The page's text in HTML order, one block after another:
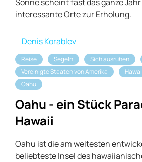
interessante Orte zur Erholung.
Denis Korablev
Reise Segeln Sich ausruhen
Vereinigte Staaten von Amerika
Oahu
Oahu - ein Stück
Hawaii
Oahu ist die am weitesten
beliebteste Insel des